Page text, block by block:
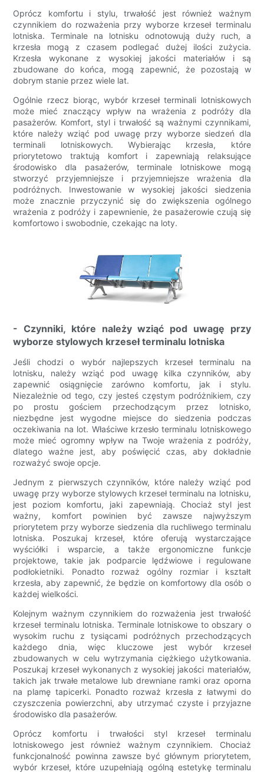
Oprócz komfortu i stylu, trwałość jest również ważnym
czynnikiem do rozważenia przy wyborze krzeseł terminalu
lotniska. Terminale na lotnisku odnotowują duży ruch, a
krzesła mogą z czasem podlegać dużej ilości zużycia.
Krzesła wykonane z wysokiej jakości materiałów i są
zbudowane do końca, mogą zapewnić, że pozostają w
dobrym stanie przez wiele lat.
Ogólnie rzecz biorąc, wybór krzeseł terminali lotniskowych
może mieć znaczący wpływ na wrażenia z podróży dla
pasażerów. Komfort, styl i trwałość są ważnymi czynnikami,
które należy wziąć pod uwagę przy wyborze siedzeń dla
terminali lotniskowych. Wybierając krzesła, które
priorytetowo traktują komfort i zapewniają relaksujące
środowisko dla pasażerów, terminale lotniskowe mogą
stworzyć przyjemniejsze i przyjemniejsze wrażenia dla
podróżnych. Inwestowanie w wysokiej jakości siedzenia
może znacznie przyczynić się do zwiększenia ogólnego
wrażenia z podróży i zapewnienie, że pasażerowie czują się
komfortowo i swobodnie, czekając na loty.
- Czynniki, które należy wziąć pod uwagę przy
wyborze stylowych krzeseł terminalu lotniska
Jeśli chodzi o wybór najlepszych krzeseł terminalu na
lotnisku, należy wziąć pod uwagę kilka czynników, aby
zapewnić osiągnięcie zarówno komfortu, jak i stylu.
Niezależnie od tego, czy jesteś częstym podróżnikiem, czy
po prostu gościem przechodzącym przez lotnisko,
niezbędne jest wygodne miejsce do siedzenia podczas
oczekiwania na lot. Właściwe krzesło terminalu lotniskowego
może mieć ogromny wpływ na Twoje wrażenia z podróży,
dlatego ważne jest, aby poświęcić czas, aby dokładnie
rozważyć swoje opcje.
Jednym z pierwszych czynników, które należy wziąć pod
uwagę przy wyborze stylowych krzeseł terminalu na lotnisku,
jest poziom komfortu, jaki zapewniają. Chociaż styl jest
ważny, komfort powinien być zawsze najwyższym
priorytetem przy wyborze siedzenia dla ruchliwego terminalu
lotniska. Poszukaj krzeseł, które oferują wystarczające
wyściółki i wsparcie, a także ergonomiczne funkcje
projektowe, takie jak podparcie lędźwiowe i regulowane
podłokietniki. Ponadto rozważ ogólny rozmiar i kształt
krzesła, aby zapewnić, że będzie on komfortowy dla osób o
każdej wielkości.
Kolejnym ważnym czynnikiem do rozważenia jest trwałość
krzeseł terminalu lotniska. Terminale lotniskowe to obszary o
wysokim ruchu z tysiącami podróżnych przechodzących
każdego dnia, więc kluczowe jest wybór krzeseł
zbudowanych w celu wytrzymania ciężkiego użytkowania.
Poszukaj krzeseł wykonanych z wysokiej jakości materiałów,
takich jak trwałe metalowe lub drewniane ramki oraz oporna
na plamę tapicerki. Ponadto rozważ krzesła z łatwymi do
czyszczenia powierzchni, aby utrzymać czyste i przyjazne
środowisko dla pasażerów.
Oprócz komfortu i trwałości styl krzeseł terminalu
lotniskowego jest również ważnym czynnikiem. Chociaż
funkcjonalność powinna zawsze być głównym priorytetem,
wybór krzeseł, które uzupełniają ogólną estetykę terminalu